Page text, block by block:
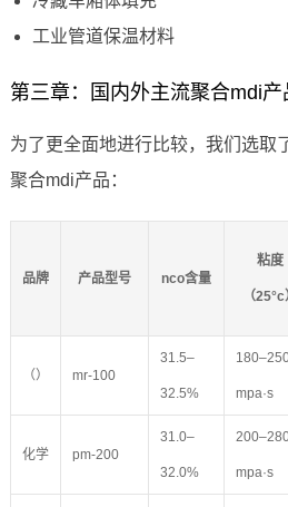
工业管道保温材料
第三章：国内外主流聚合mdi产
为了更全面地进行比较，我们选取
聚合mdi产品：
品牌 产品型号 nco含量
粘度
（25°c
（） mr-100
31.5–
32.5% mpa·s
化学 pm-200
31.0–
32.0% mpa·s